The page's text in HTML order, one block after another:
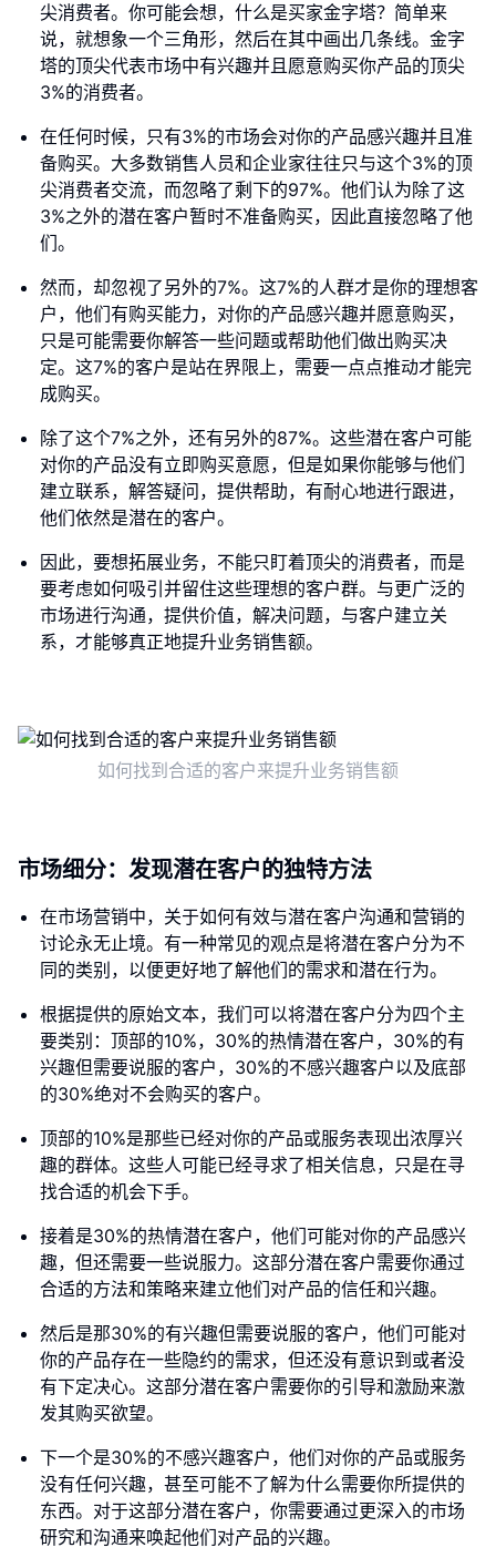
尖消费者。你可能会想，什么是买家金字塔？简单来
说，就想象一个三角形，然后在其中画出几条线。金字
塔的顶尖代表市场中有兴趣并且愿意购买你产品的顶尖
3%的消费者。
在任何时候，只有3%的市场会对你的产品感兴趣并且准
备购买。大多数销售人员和企业家往往只与这个3%的顶
尖消费者交流，而忽略了剩下的97%。他们认为除了这
3%之外的潜在客户暂时不准备购买，因此直接忽略了他
们。
然而，却忽视了另外的7%。这7%的人群才是你的理想客
户，他们有购买能力，对你的产品感兴趣并愿意购买，
只是可能需要你解答一些问题或帮助他们做出购买决
定。这7%的客户是站在界限上，需要一点点推动才能完
成购买。
除了这个7%之外，还有另外的87%。这些潜在客户可能
对你的产品没有立即购买意愿，但是如果你能够与他们
建立联系，解答疑问，提供帮助，有耐心地进行跟进，
他们依然是潜在的客户。
因此，要想拓展业务，不能只盯着顶尖的消费者，而是
要考虑如何吸引并留住这些理想的客户群。与更广泛的
市场进行沟通，提供价值，解决问题，与客户建立关
系，才能够真正地提升业务销售额。
如何找到合适的客户来提升业务销售额
市场细分：发现潜在客户的独特方法
在市场营销中，关于如何有效与潜在客户沟通和营销的
讨论永无止境。有一种常见的观点是将潜在客户分为不
同的类别，以便更好地了解他们的需求和潜在行为。
根据提供的原始文本，我们可以将潜在客户分为四个主
要类别：顶部的10%，30%的热情潜在客户，30%的有
兴趣但需要说服的客户，30%的不感兴趣客户以及底部
的30%绝对不会购买的客户。
顶部的10%是那些已经对你的产品或服务表现出浓厚兴
趣的群体。这些人可能已经寻求了相关信息，只是在寻
找合适的机会下手。
接着是30%的热情潜在客户，他们可能对你的产品感兴
趣，但还需要一些说服力。这部分潜在客户需要你通过
合适的方法和策略来建立他们对产品的信任和兴趣。
然后是那30%的有兴趣但需要说服的客户，他们可能对
你的产品存在一些隐约的需求，但还没有意识到或者没
有下定决心。这部分潜在客户需要你的引导和激励来激
发其购买欲望。
下一个是30%的不感兴趣客户，他们对你的产品或服务
没有任何兴趣，甚至可能不了解为什么需要你所提供的
东西。对于这部分潜在客户，你需要通过更深入的市场
研究和沟通来唤起他们对产品的兴趣。